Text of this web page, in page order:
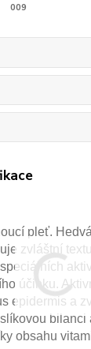
009
pleť.
zvláštní
účinku.
epidermis a
bilanci
obsahu